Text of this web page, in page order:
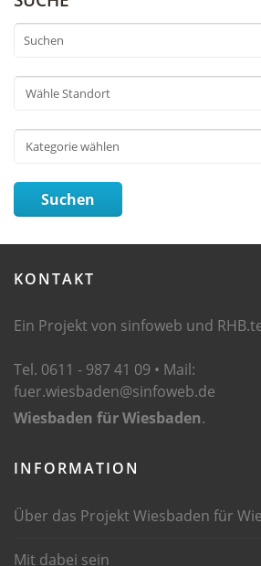
Suchen
KONTAKT
Ein Projekt von sinfoweb und
Tel. 0611 - 987 41 09 • Mail:
fuer.wiesbaden@sinfoweb.de
Wiesbaden für Wiesbaden.
INFORMATION
Über das Projekt Wiesbaden für
Mit dabei sein